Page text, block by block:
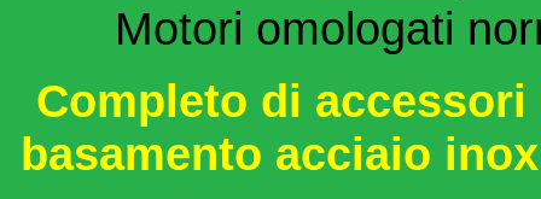
Motori omologati
Completo di
basamento acciaio